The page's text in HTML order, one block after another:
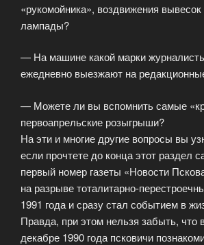
«рукомойника», воздвижения
лампады?
— На машине какой марки
ежедневно выезжают на
— Можете ли вы вспомнить самые
первоапрельские розыгрыши?
На эти и многие другие вопросы вы
если прочтете до конца этот раздел
первый номер газеты «Новости
на разрыве тоталитарно-
1991 года и сразу стал событием в
Правда, при этом нельзя забыть, что
декабре 1990 года псковичи